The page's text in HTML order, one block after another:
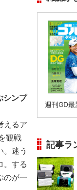
シンプ
えるア
観戦
。迷う
。する
のが一
週刊GD最
記事ラ